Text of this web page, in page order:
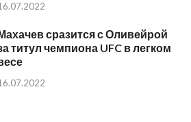
сразится с Оливейрой
титул чемпиона UFC в легком